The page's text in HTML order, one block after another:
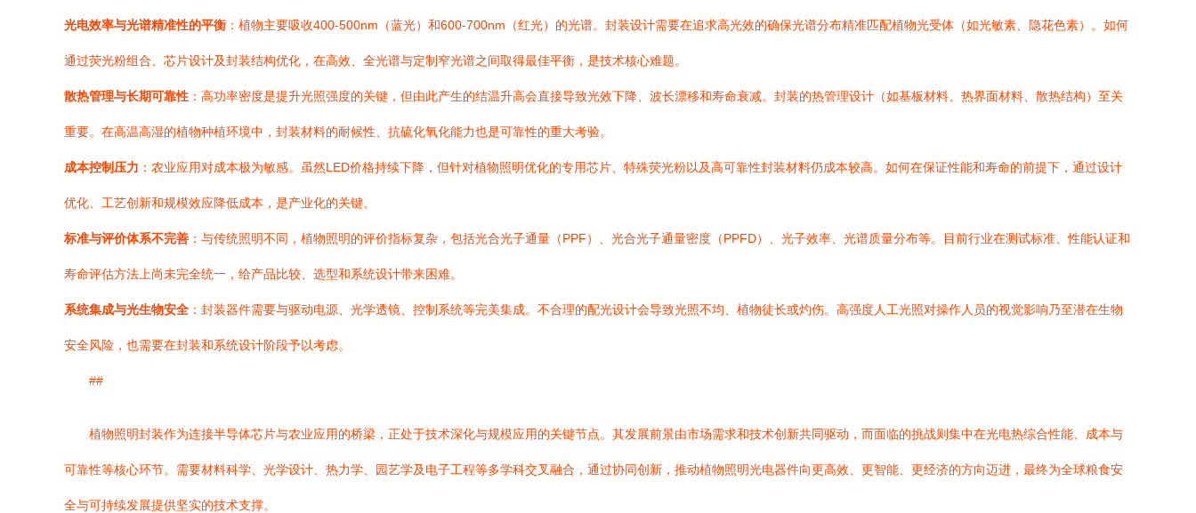
光电效率与光谱精准性的平衡 ：植物主要吸收400-500nm（蓝光）和600-700nm（红光）的光谱。封装设计需要在追求高光效的确保光谱分布精准匹配植物光受体（如光敏素、隐花色素）。如何
通过荧光粉组合、芯片设计及封装结构优化，在高效、全光谱与定制窄光谱之间取得最佳平衡，是技术核心难题。
散热管理与长期可靠性 ：高功率密度是提升光照强度的关键，但由此产生的结温升高会直接导致光效下降、波长漂移和寿命衰减。封装的热管理设计（如基板材料、热界面材料、散热结构）至关
重要。在高温高湿的植物种植环境中，封装材料的耐候性、抗硫化氧化能力也是可靠性的重大考验。
成本控制压力 ：农业应用对成本极为敏感。虽然LED价格持续下降，但针对植物照明优化的专用芯片、特殊荧光粉以及高可靠性封装材料仍成本较高。如何在保证性能和寿命的前提下，通过设计
优化、工艺创新和规模效应降低成本，是产业化的关键。
标准与评价体系不完善 ：与传统照明不同，植物照明的评价指标复杂，包括光合光子通量（PPF）、光合光子通量密度（PPFD）、光子效率、光谱质量分布等。目前行业在测试标准、性能认证和
寿命评估方法上尚未完全统一，给产品比较、选型和系统设计带来困难。
系统集成与光生物安全 ：封装器件需要与驱动电源、光学透镜、控制系统等完美集成。不合理的配光设计会导致光照不均、植物徒长或灼伤。高强度人工光照对操作人员的视觉影响乃至潜在生物
安全风险，也需要在封装和系统设计阶段予以考虑。
##
植物照明封装作为连接半导体芯片与农业应用的桥梁，正处于技术深化与规模应用的关键节点。其发展前景由市场需求和技术创新共同驱动，而面临的挑战则集中在光电热综合性能、成本与
可靠性等核心环节。需要材料科学、光学设计、热力学、园艺学及电子工程等多学科交叉融合，通过协同创新，推动植物照明光电器件向更高效、更智能、更经济的方向迈进，最终为全球粮食安
全与可持续发展提供坚实的技术支撑。